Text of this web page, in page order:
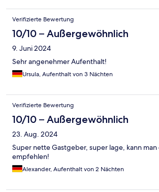
Verifizierte Bewertung
10/10 – Außergewöhnlich
9. Juni 2024
Sehr angenehmer Aufenthalt!
Ursula, Aufenthalt von 3 Nächten
Verifizierte Bewertung
10/10 – Außergewöhnlich
23. Aug. 2024
Super nette Gastgeber, super lage, kann
empfehlen!
Alexander, Aufenthalt von 2 Nächten